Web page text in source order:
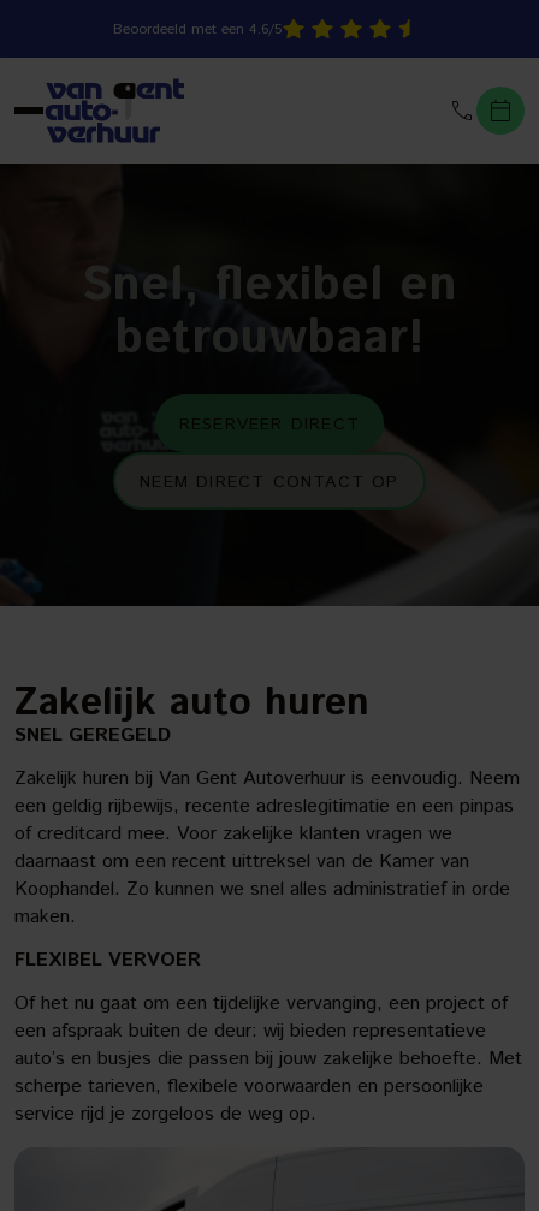
Beoordeeld met een 4.6/5
Snel, flexibel en
betrouwbaar!
RESERVEER DIRECT
NEEM DIRECT CONTACT OP
Zakelijk auto huren
SNEL GEREGELD
Zakelijk huren bij Van Gent Autoverhuur is eenvoudig. Neem
een geldig rijbewijs, recente adreslegitimatie en een pinpas
of creditcard mee. Voor zakelijke klanten vragen we
daarnaast om een recent uittreksel van de Kamer van
Koophandel. Zo kunnen we snel alles administratief in orde
maken.
FLEXIBEL VERVOER
Of het nu gaat om een tijdelijke vervanging, een project of
een afspraak buiten de deur: wij bieden representatieve
auto’s en busjes die passen bij jouw zakelijke behoefte. Met
scherpe tarieven, flexibele voorwaarden en persoonlijke
service rijd je zorgeloos de weg op.